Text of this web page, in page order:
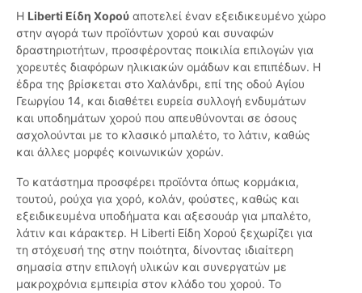
Η Liberti Είδη Χορού αποτελεί έναν εξειδικευμένο χώρο
στην αγορά των προϊόντων χορού και συναφών
δραστηριοτήτων, προσφέροντας ποικιλία επιλογών για
χορευτές διαφόρων ηλικιακών ομάδων και επιπέδων. Η
έδρα της βρίσκεται στο Χαλάνδρι, επί της οδού Αγίου
Γεωργίου 14, και διαθέτει ευρεία συλλογή ενδυμάτων
και υποδημάτων χορού που απευθύνονται σε όσους
ασχολούνται με το κλασικό μπαλέτο, το λάτιν, καθώς
και άλλες μορφές κοινωνικών χορών.
Το κατάστημα προσφέρει προϊόντα όπως κορμάκια,
τουτού, ρούχα για χορό, κολάν, φούστες, καθώς και
εξειδικευμένα υποδήματα και αξεσουάρ για μπαλέτο,
λάτιν και κάρακτερ. Η Liberti Είδη Χορού ξεχωρίζει για
τη στόχευσή της στην ποιότητα, δίνοντας ιδιαίτερη
σημασία στην επιλογή υλικών και συνεργατών με
μακροχρόνια εμπειρία στον κλάδο του χορού. Το